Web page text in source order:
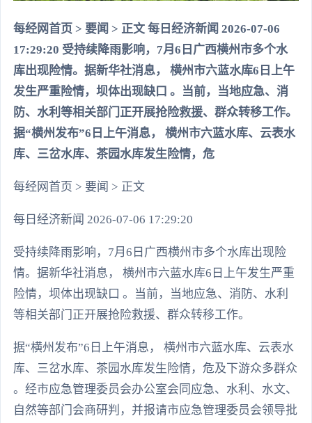
每经网首页 > 要闻 > 正文 每日经济新闻 2026-07-06
17:29:20 受持续降雨影响，7月6日广西横州市多个水
库出现险情。据新华社消息， 横州市六蓝水库6日上午
发生严重险情，坝体出现缺口 。当前，当地应急、消
防、水利等相关部门正开展抢险救援、群众转移工作。
据“横州发布”6日上午消息， 横州市六蓝水库、云表水
库、三岔水库、茶园水库发生险情，危
每经网首页 > 要闻 > 正文
每日经济新闻 2026-07-06 17:29:20
受持续降雨影响，7月6日广西横州市多个水库出现险
情。据新华社消息， 横州市六蓝水库6日上午发生严重
险情，坝体出现缺口 。当前，当地应急、消防、水利
等相关部门正开展抢险救援、群众转移工作。
据“横州发布”6日上午消息， 横州市六蓝水库、云表水
库、三岔水库、茶园水库发生险情，危及下游众多群众
。经市应急管理委员会办公室会同应急、水利、水文、
自然等部门会商研判，并报请市应急管理委员会领导批